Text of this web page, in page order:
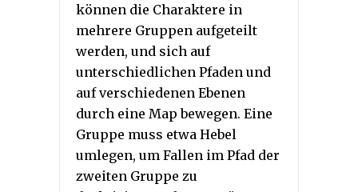
können die Charaktere in
mehrere Gruppen aufgeteilt
werden, und sich auf
unterschiedlichen Pfaden und
auf verschiedenen Ebenen
durch eine Map bewegen. Eine
Gruppe muss etwa Hebel
umlegen, um Fallen im Pfad der
zweiten Gruppe zu